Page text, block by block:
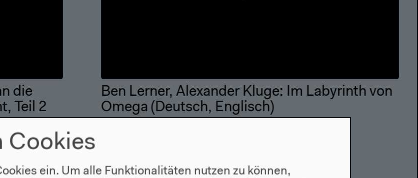
die
Teil 2
Ben Lerner, Alexander Kluge: Im Labyrinth von
Omega (Deutsch, Englisch)
Mehr zum Video
Cookies
ein. Um alle Funktionalitäten nutzen zu können,